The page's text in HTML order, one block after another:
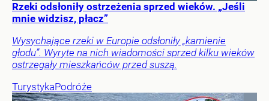
Rzeki odsłoniły ostrzeżenia sprzed wieków. „Jeśli
mnie widzisz, płacz”
Wysychające rzeki w Europie odsłoniły „kamienie
głodu”. Wyryte na nich wiadomości sprzed kilku wieków
ostrzegały mieszkańców przed suszą.
TurystykaPodróże